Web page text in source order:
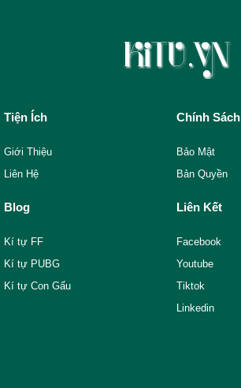
Tiện Ích
Giới Thiệu
Liên Hệ
Chính Sách
Bảo Mật
Bản Quyền
Blog
Kí tự FF
Kí tự PUBG
Kí tự Con Gấu
Liên Kết
Facebook
Youtube
Tiktok
Linkedin